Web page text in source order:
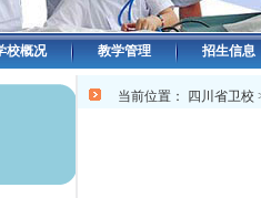
校概况 教学管理 招生信息
当前位置： 四川省卫校